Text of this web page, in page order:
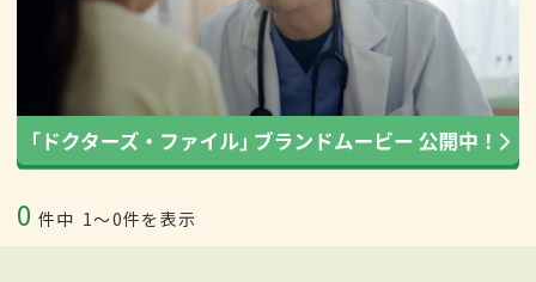
0 件中 1〜0件を表示